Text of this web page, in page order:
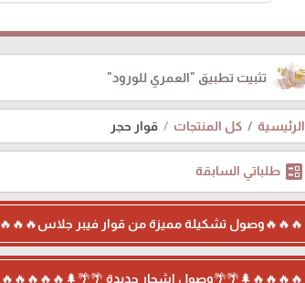
تثبيت تطبيق "العمري للورود"
الرئيسية كل المنتجات قوار حجر
ballot طلباتي السابقة
🔥🔥🔥وصول تشكيلة مميزة من قوار فيبر جلاس🔥🔥🔥
🔥🔥🔥🔥🌲🌴🌴وصول اشجار جديدة 🌴🌴🌲🔥🔥🔥🔥🔥